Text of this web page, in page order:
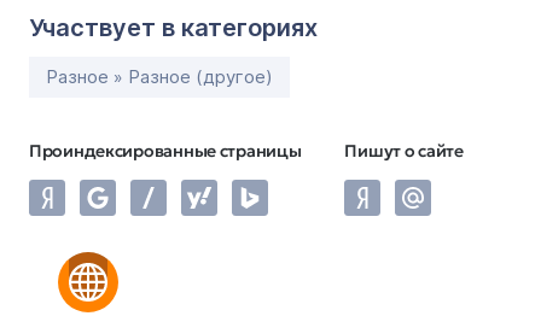
Участвует в категориях
Разное » Разное (другое)
Проиндексированные страницы Пишут о сайте